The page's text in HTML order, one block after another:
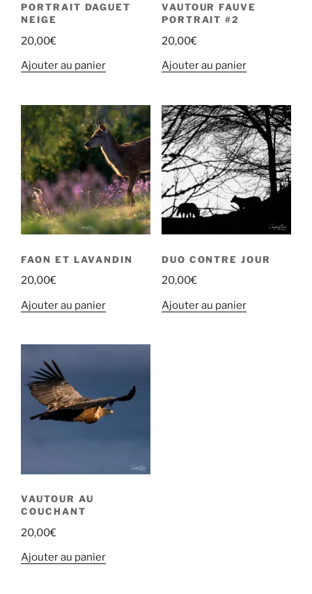
PORTRAIT DAGUET
NEIGE
20,00€
Ajouter au panier
VAUTOUR FAUVE
PORTRAIT #2
20,00€
Ajouter au panier
FAON ET LAVANDIN
20,00€
Ajouter au panier
DUO CONTRE JOUR
20,00€
Ajouter au panier
VAUTOUR AU
COUCHANT
20,00€
Ajouter au panier